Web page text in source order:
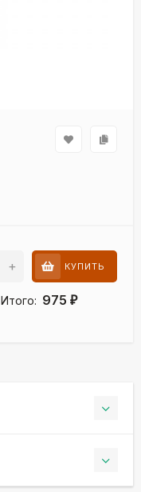
+ КУПИТЬ
Итого: 975 ₽